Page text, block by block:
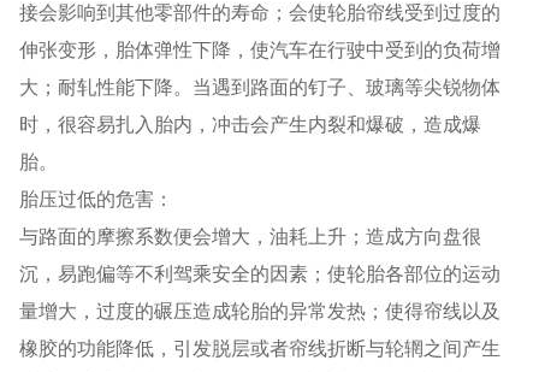
接会影响到其他零部件的寿命；会使轮胎帘线受到过度的
伸张变形，胎体弹性下降，使汽车在行驶中受到的负荷增
大；耐轧性能下降。当遇到路面的钉子、玻璃等尖锐物体
时，很容易扎入胎内，冲击会产生内裂和爆破，造成爆
胎。
胎压过低的危害：
与路面的摩擦系数便会增大，油耗上升；造成方向盘很
沉，易跑偏等不利驾乘安全的因素；使轮胎各部位的运动
量增大，过度的碾压造成轮胎的异常发热；使得帘线以及
橡胶的功能降低，引发脱层或者帘线折断与轮辋之间产生